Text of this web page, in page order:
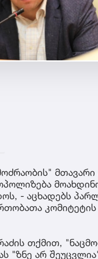
მთავარი
- აცხადებს
კომიტეტის
თქმით,
"ზნე არ